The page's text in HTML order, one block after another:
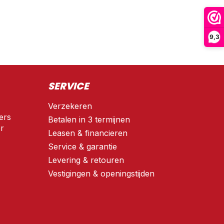
9,3
SERVICE
Verzekeren
Betalen in 3 termijnen
Leasen & financieren
Service & garantie
Levering & retouren
Vestigingen & openingstijden